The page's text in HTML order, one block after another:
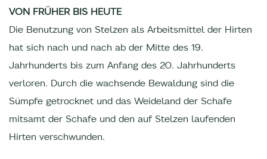
VON FRÜHER BIS HEUTE
Die Benutzung von Stelzen als Arbeitsmittel der Hirten
hat sich nach und nach ab der Mitte des 19.
Jahrhunderts bis zum Anfang des 20. Jahrhunderts
verloren. Durch die wachsende Bewaldung sind die
Sümpfe getrocknet und das Weideland der Schafe
mitsamt der Schafe und den auf Stelzen laufenden
Hirten verschwunden.